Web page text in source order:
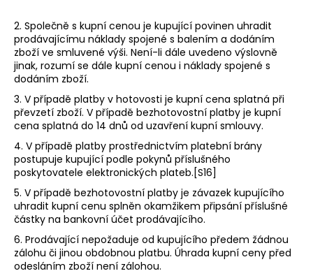
2. Společně s kupní cenou je kupující povinen uhradit
prodávajícímu náklady spojené s balením a dodáním
zboží ve smluvené výši. Není-li dále uvedeno výslovně
jinak, rozumí se dále kupní cenou i náklady spojené s
dodáním zboží.
3. V případě platby v hotovosti je kupní cena splatná při
převzetí zboží. V případě bezhotovostní platby je kupní
cena splatná do 14 dnů od uzavření kupní smlouvy.
4. V případě platby prostřednictvím platební brány
postupuje kupující podle pokynů příslušného
poskytovatele elektronických plateb.[S16]
5. V případě bezhotovostní platby je závazek kupujícího
uhradit kupní cenu splněn okamžikem připsání příslušné
částky na bankovní účet prodávajícího.
6. Prodávající nepožaduje od kupujícího předem žádnou
zálohu či jinou obdobnou platbu. Úhrada kupní ceny před
odesláním zboží není zálohou.